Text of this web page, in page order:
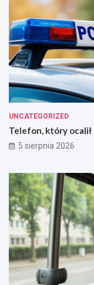
UNCATEGORIZED
Telefon, który
5 sierpnia 2026